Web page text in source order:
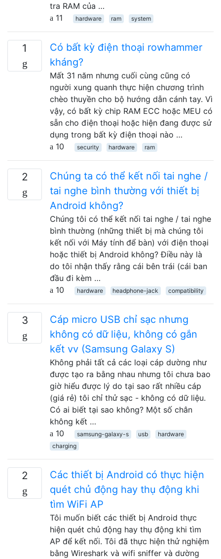
tra RAM của …
11
hardware ram system
1
Có bất kỳ điện thoại rowhammer
kháng?
Mất 31 năm nhưng cuối cùng cũng có
người xung quanh thực hiện chương trình
chèo thuyền cho bộ hướng dẫn cánh tay. Vì
vậy, có bất kỳ chip RAM ECC hoặc MEU có
sẵn cho điện thoại hoặc hiện đang được sử
dụng trong bất kỳ điện thoại nào …
10
security hardware ram
2
Chúng ta có thể kết nối tai nghe /
tai nghe bình thường với thiết bị
Android không?
Chúng tôi có thể kết nối tai nghe / tai nghe
bình thường (những thiết bị mà chúng tôi
kết nối với Máy tính để bàn) với điện thoại
hoặc thiết bị Android không? Điều này là
do tôi nhận thấy rằng cái bên trái (cái ban
đầu đi kèm …
10
hardware headphone-jack compatibility
3
Cáp micro USB chỉ sạc nhưng
không có dữ liệu, không có gắn
kết vv (Samsung Galaxy S)
Không phải tất cả các loại cáp dường như
được tạo ra bằng nhau nhưng tôi chưa bao
giờ hiểu được lý do tại sao rất nhiều cáp
(giá rẻ) tôi chỉ thử sạc - không có dữ liệu.
Có ai biết tại sao không? Một số chân
không kết …
10
samsung-galaxy-s usb
hardware
charging
2
Các thiết bị Android có thực hiện
quét chủ động hay thụ động khi
tìm WiFi AP
Tôi muốn biết các thiết bị Android thực
hiện quét chủ động hay thụ động khi tìm
AP để kết nối. Tôi đã thực hiện thử nghiệm
bằng Wireshark và wifi sniffer và dường